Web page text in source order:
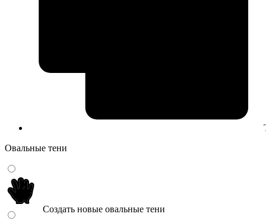
Овальные тени
Создать новые овальные тени